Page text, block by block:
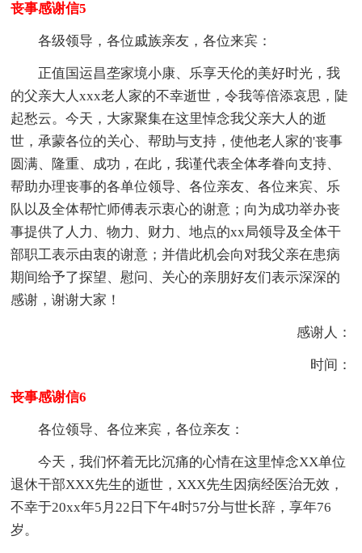
丧事感谢信5
各级领导，各位戚族亲友，各位来宾：
正值国运昌垄家境小康、乐享天伦的美好时光，我
的父亲大人xxx老人家的不幸逝世，令我等倍添哀思，陡
起愁云。今天，大家聚集在这里悼念我父亲大人的逝
世，承蒙各位的关心、帮助与支持，使他老人家的'丧事
圆满、隆重、成功，在此，我谨代表全体孝眷向支持、
帮助办理丧事的各单位领导、各位亲友、各位来宾、乐
队以及全体帮忙师傅表示衷心的谢意；向为成功举办丧
事提供了人力、物力、财力、地点的xx局领导及全体干
部职工表示由衷的谢意；并借此机会向对我父亲在患病
期间给予了探望、慰问、关心的亲朋好友们表示深深的
感谢，谢谢大家！
感谢人：
时间：
丧事感谢信6
各位领导、各位来宾，各位亲友：
今天，我们怀着无比沉痛的心情在这里悼念XX单位
退休干部XXX先生的逝世，XXX先生因病经医治无效，
不幸于20xx年5月22日下午4时57分与世长辞，享年76
岁。